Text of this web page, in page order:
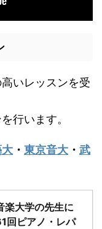
いレッスンを受
行います。
・ 東京音大 ・ 武
楽大学の先生に
回ピアノ・レパ